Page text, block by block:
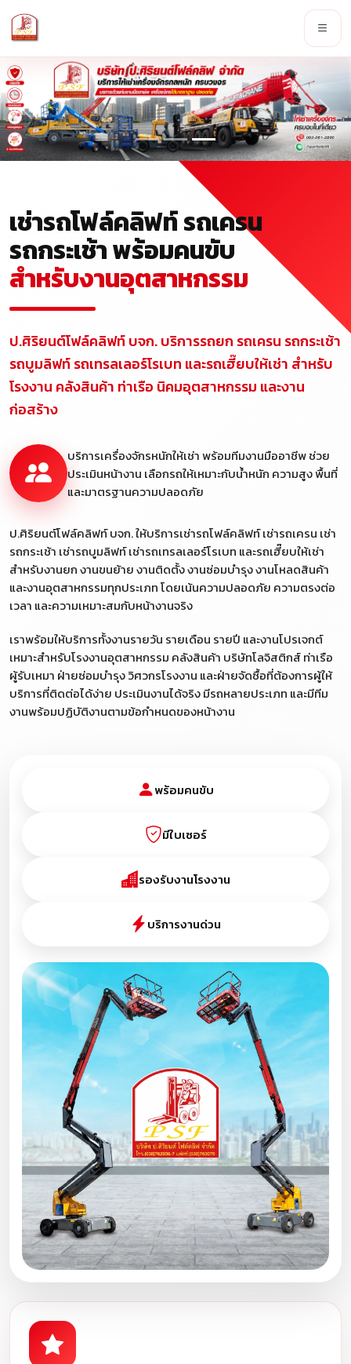
เช่ารถโฟล์คลิฟท์ รถเครน
รถกระเช้า พร้อมคนขับ
สำหรับงานอุตสาหกรรม
ป.ศิริยนต์โฟล์คลิฟท์ บจก. บริการรถยก รถเครน รถกระเช้า
รถบูมลิฟท์ รถเทรลเลอร์โรเบท และรถเฮี๊ยบให้เช่า สำหรับ
โรงงาน คลังสินค้า ท่าเรือ นิคมอุตสาหกรรม และงาน
ก่อสร้าง
บริการเครื่องจักรหนักให้เช่า พร้อมทีมงานมืออาชีพ ช่วย
ประเมินหน้างาน เลือกรถให้เหมาะกับน้ำหนัก ความสูง พื้นที่
และมาตรฐานความปลอดภัย
ป.ศิริยนต์โฟล์คลิฟท์ บจก. ให้บริการเช่ารถโฟล์คลิฟท์ เช่ารถเครน เช่า
รถกระเช้า เช่ารถบูมลิฟท์ เช่ารถเทรลเลอร์โรเบท และรถเฮี๊ยบให้เช่า
สำหรับงานยก งานขนย้าย งานติดตั้ง งานซ่อมบำรุง งานโหลดสินค้า
และงานอุตสาหกรรมทุกประเภท โดยเน้นความปลอดภัย ความตรงต่อ
เวลา และความเหมาะสมกับหน้างานจริง
เราพร้อมให้บริการทั้งงานรายวัน รายเดือน รายปี และงานโปรเจกต์
เหมาะสำหรับโรงงานอุตสาหกรรม คลังสินค้า บริษัทโลจิสติกส์ ท่าเรือ
ผู้รับเหมา ฝ่ายซ่อมบำรุง วิศวกรโรงงาน และฝ่ายจัดซื้อที่ต้องการผู้ให้
บริการที่ติดต่อได้ง่าย ประเมินงานได้จริง มีรถหลายประเภท และมีทีม
งานพร้อมปฏิบัติงานตามข้อกำหนดของหน้างาน
พร้อมคนขับ
มีใบเซอร์
รองรับงานโรงงาน
บริการงานด่วน